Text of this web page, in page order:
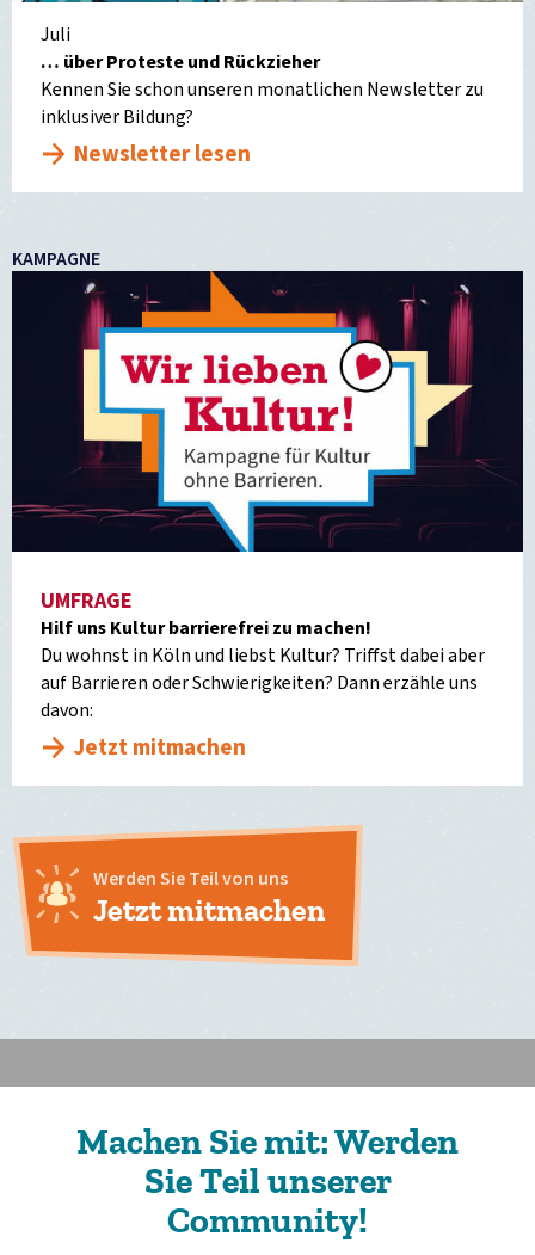
Juli
… über Proteste und Rückzieher
Kennen Sie schon unseren monatlichen Newsletter zu
inklusiver Bildung?
Newsletter lesen
KAMPAGNE
UMFRAGE
Hilf uns Kultur barrierefrei zu machen!
Du wohnst in Köln und liebst Kultur? Triffst dabei aber
auf Barrieren oder Schwierigkeiten? Dann erzähle uns
davon:
Jetzt mitmachen
Werden Sie Teil von uns
Jetzt mitmachen
Machen Sie mit: Werden
Sie Teil unserer
Community!